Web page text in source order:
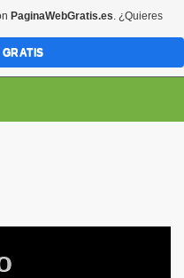
PaginaWebGratis.es. ¿Quieres